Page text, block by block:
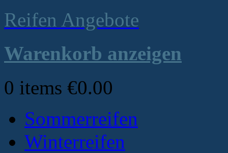
Reifen Angebote
Warenkorb anzeigen
0 items €0.00
Sommerreifen
Winterreifen